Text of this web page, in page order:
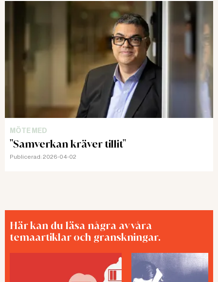
MÖTE MED
"Samverkan kräver tillit"
Publicerad: 2026-04-02
Här kan du läsa några av våra
temaartiklar och granskningar.